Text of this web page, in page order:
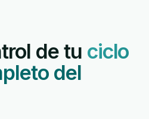
de tu ciclo
del